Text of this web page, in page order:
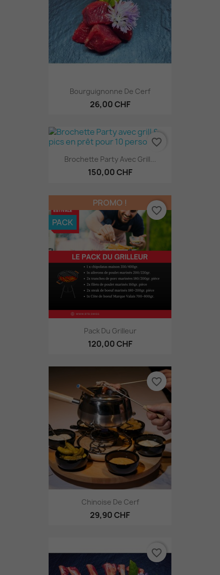
Bourguignonne De Cerf
26,00 CHF
Brochette Party Avec Grill...
150,00 CHF
favorite_border
Pack Du Grilleur
120,00 CHF
PROMO !
PACK
favorite_border
Chinoise De Cerf
29,90 CHF
favorite_border
favorite_border